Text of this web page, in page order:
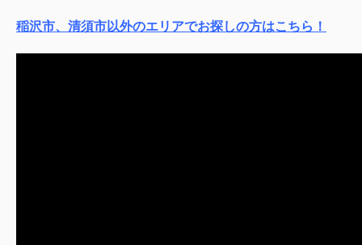
稲沢市、清須市以外のエリアでお探しの方はこちら！